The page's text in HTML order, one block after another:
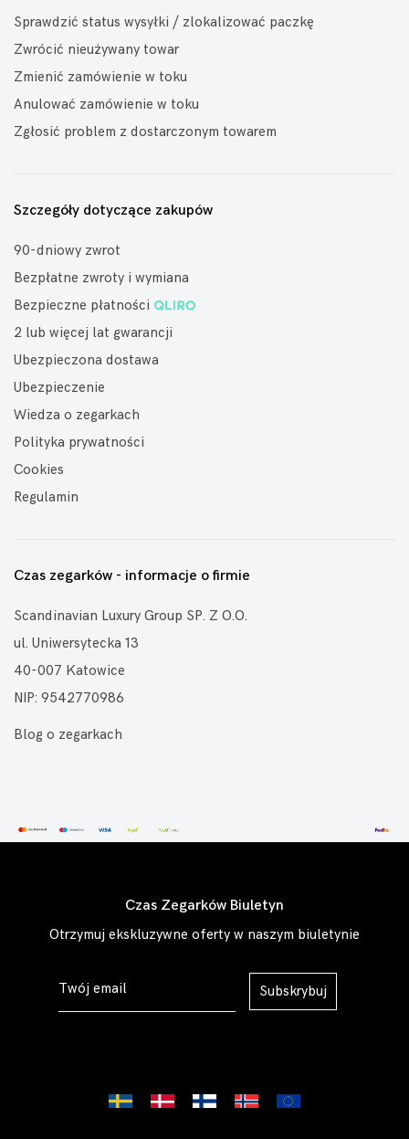
Sprawdzić status wysyłki / zlokalizować paczkę
Zwrócić nieużywany towar
Zmienić zamówienie w toku
Anulować zamówienie w toku
Zgłosić problem z dostarczonym towarem
Szczegóły dotyczące zakupów
90-dniowy zwrot
Bezpłatne zwroty i wymiana
Bezpieczne płatności
2 lub więcej lat gwarancji
Ubezpieczona dostawa
Ubezpieczenie
Wiedza o zegarkach
Polityka prywatności
Cookies
Regulamin
Czas zegarków - informacje o firmie
Scandinavian Luxury Group SP. Z O.O.
ul. Uniwersytecka 13
40-007 Katowice
NIP: 9542770986
Blog o zegarkach
Czas Zegarków Biuletyn
Otrzymuj ekskluzywne oferty w naszym biuletynie
Subskrybuj